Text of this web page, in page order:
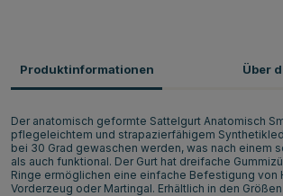
Produktinformationen
Der anatomisch geformte Sattelgurt Anatomisch
pflegeleichtem und strapazierfähigem
bei 30 Grad gewaschen werden, was nach einem
als auch funktional. Der Gurt hat dreifache
Ringe ermöglichen eine einfache Befestigung
Vorderzeug oder Martingal. Erhältlich in den Größen
Über